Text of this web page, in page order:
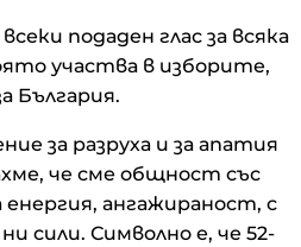
подаден глас за всяка
участва в изборите,
България.
за разруха и за апатия
че сме общност със
енергия, ангажираност, с
сили. Символно е, че 52-